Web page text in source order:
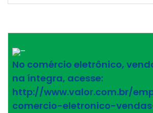
–
No comércio eletrônico,
na íntegra, acesse:
http://www.valor.com.br/
comercio-eletronico-